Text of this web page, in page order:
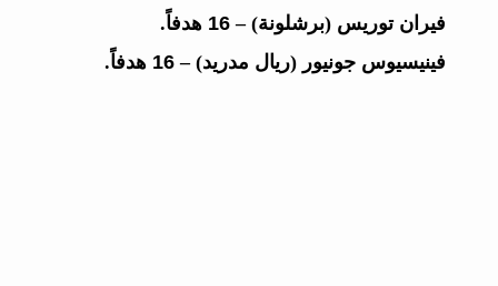
فيران توريس (برشلونة) –16 هدفاً
.
فينيسيوس جونيور (ريال مدريد) –16 هدفاً .